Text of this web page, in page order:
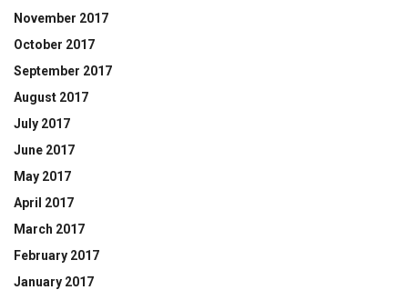
November 2017
October 2017
September 2017
August 2017
July 2017
June 2017
May 2017
April 2017
March 2017
February 2017
January 2017